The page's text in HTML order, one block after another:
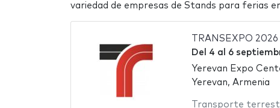
variedad de empresas de Stands para ferias
TRANSEXPO 2026
Del 4 al 6
Yerevan Expo
Yerevan, Armenia
Transporte